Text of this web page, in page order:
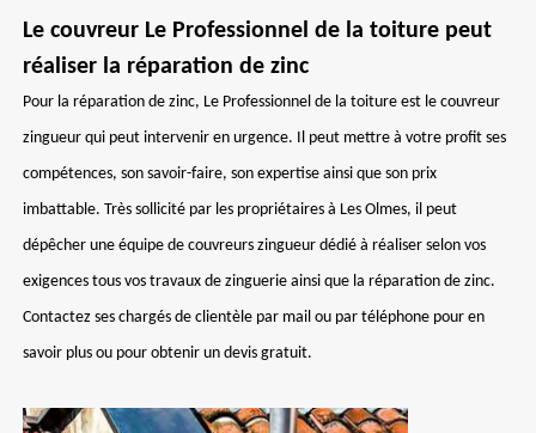
Le couvreur Le Professionnel de la toiture peut
réaliser la réparation de zinc
Pour la réparation de zinc, Le Professionnel de la toiture est le couvreur
zingueur qui peut intervenir en urgence. Il peut mettre à votre profit ses
compétences, son savoir-faire, son expertise ainsi que son prix
imbattable. Très sollicité par les propriétaires à Les Olmes, il peut
dépêcher une équipe de couvreurs zingueur dédié à réaliser selon vos
exigences tous vos travaux de zinguerie ainsi que la réparation de zinc.
Contactez ses chargés de clientèle par mail ou par téléphone pour en
savoir plus ou pour obtenir un devis gratuit.